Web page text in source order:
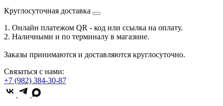
Круглосуточная доставка
1. Онлайн платежом QR - код или ссылка на оплату.
2. Наличными и по терминалу в магазине.
Заказы принимаются и доставляются круглосуточно.
Связаться с нами:
+7 (982) 384-30-87